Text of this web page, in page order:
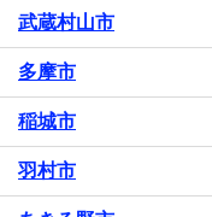
武蔵村山市
多摩市
稲城市
羽村市